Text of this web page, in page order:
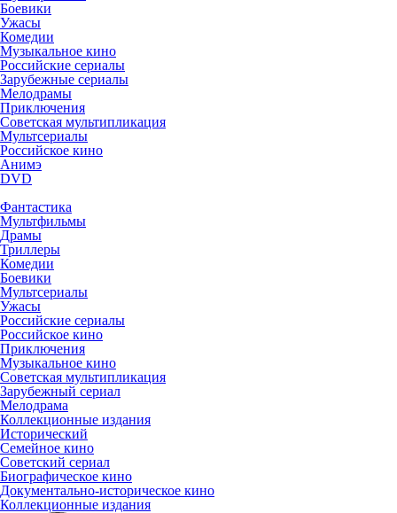
Боевики
Ужасы
Комедии
Музыкальное кино
Российские сериалы
Зарубежные сериалы
Мелодрамы
Приключения
Советская мультипликация
Мультсериалы
Российское кино
Анимэ
DVD
Фантастика
Мультфильмы
Драмы
Триллеры
Комедии
Боевики
Мультсериалы
Ужасы
Российские сериалы
Российское кино
Приключения
Музыкальное кино
Советская мультипликация
Зарубежный сериал
Мелодрама
Коллекционные издания
Исторический
Семейное кино
Советский сериал
Биографическое кино
Документально-историческое кино
Коллекционные издания